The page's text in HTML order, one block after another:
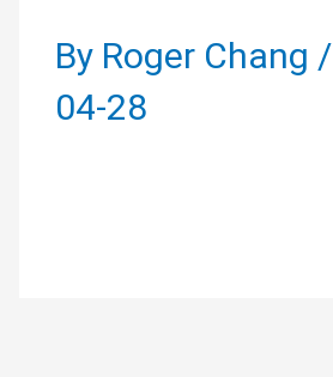
By Roger Chang /
04-28